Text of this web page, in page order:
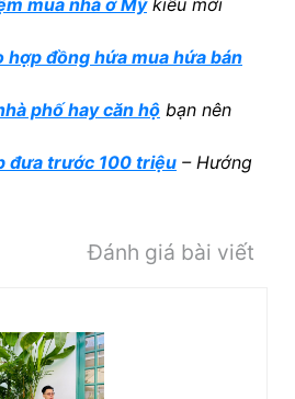
hợp đồng hứa mua hứa bán
phố hay căn hộ bạn nên
đưa trước 100 triệu – Hướng
Đánh giá bài viết